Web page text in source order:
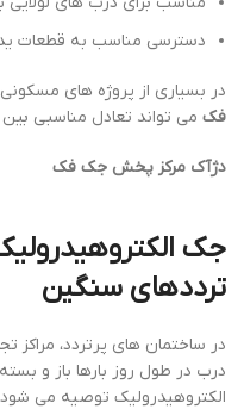
دسترسی مناسب به قطعات
در بسیاری از پروژه های
فک می تواند تعادل مناسبی
دژآک مرکز پخش جک فک
جک
ترددهای سنگین
در ساختمان های پرتردد، مراکز
درب در طول روز بارها باز و
الکتروهیدرولیک توصیه می